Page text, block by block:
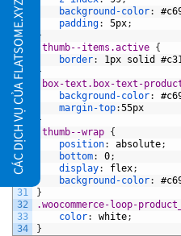
16
17
18
19
20
21
22
23
24
25
26
27
28
29
31
32
33
34
background-color:
padding: 5px;
}
.thumb--items.active {
border: 1px solid
}
.box-text.box-text-
background-color:
margin-top:55px
}
.thumb--wrap {
position: absolute;
bottom: 0;
display: flex;
background-color:
}
.woocommerce-loop-
color: white;
}
CÁC DỊCH VỤ CỦA FLATSOME.XYZ